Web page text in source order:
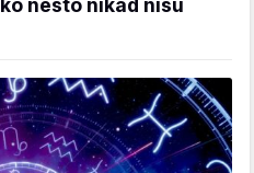
nešto nikad nisu